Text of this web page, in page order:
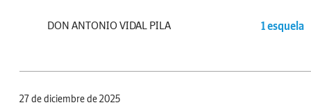
DON ANTONIO VIDAL PILA 1 esquela
27 de diciembre de 2025